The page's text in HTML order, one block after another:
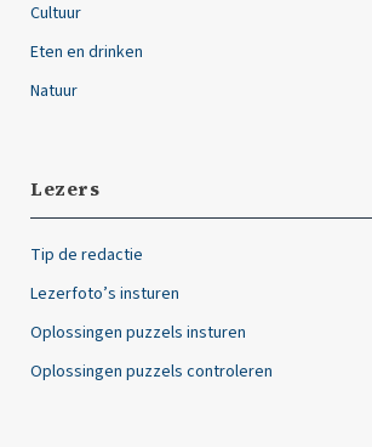
Cultuur
Eten en drinken
Natuur
Lezers
Tip de redactie
Lezerfoto’s insturen
Oplossingen puzzels insturen
Oplossingen puzzels controleren